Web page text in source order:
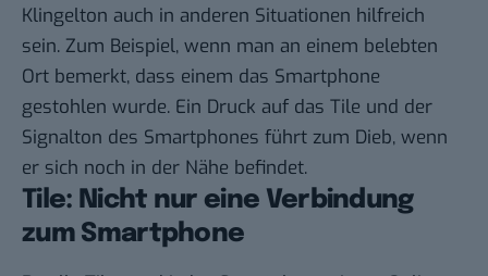
Klingelton auch in anderen Situationen hilfreich
sein. Zum Beispiel, wenn man an einem belebten
Ort bemerkt, dass einem das Smartphone
gestohlen wurde. Ein Druck auf das Tile und der
Signalton des Smartphones führt zum Dieb, wenn
er sich noch in der Nähe befindet.
Tile: Nicht nur eine Verbindung
zum Smartphone